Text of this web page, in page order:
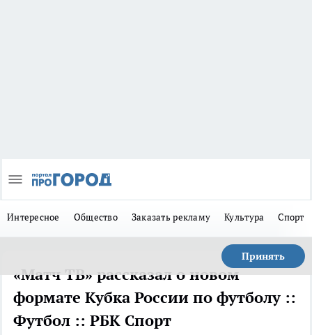
Интересное Общество Заказать рекламу Культура Спорт
Принять
«Матч ТВ» рассказал о новом
формате Кубка России по футболу ::
Футбол :: РБК Спорт